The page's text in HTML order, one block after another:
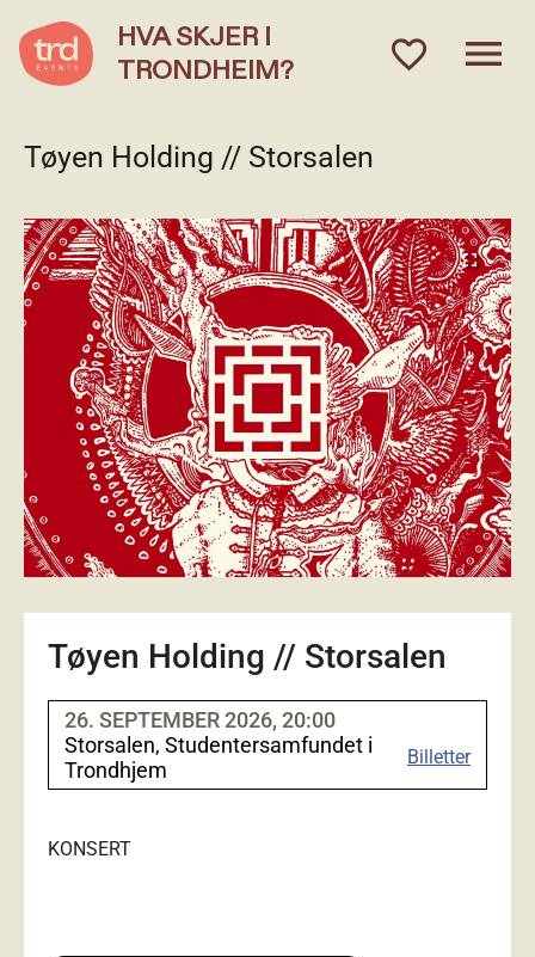
HVA SKJER I
TRONDHEIM?
favorite_outlinedmenu
Tøyen Holding // Storsalen
fullscreen
Tøyen Holding // Storsalen
26. SEPTEMBER 2026, 20:00
Storsalen, Studentersamfundet i
Trondhjem
Billetter
KONSERT